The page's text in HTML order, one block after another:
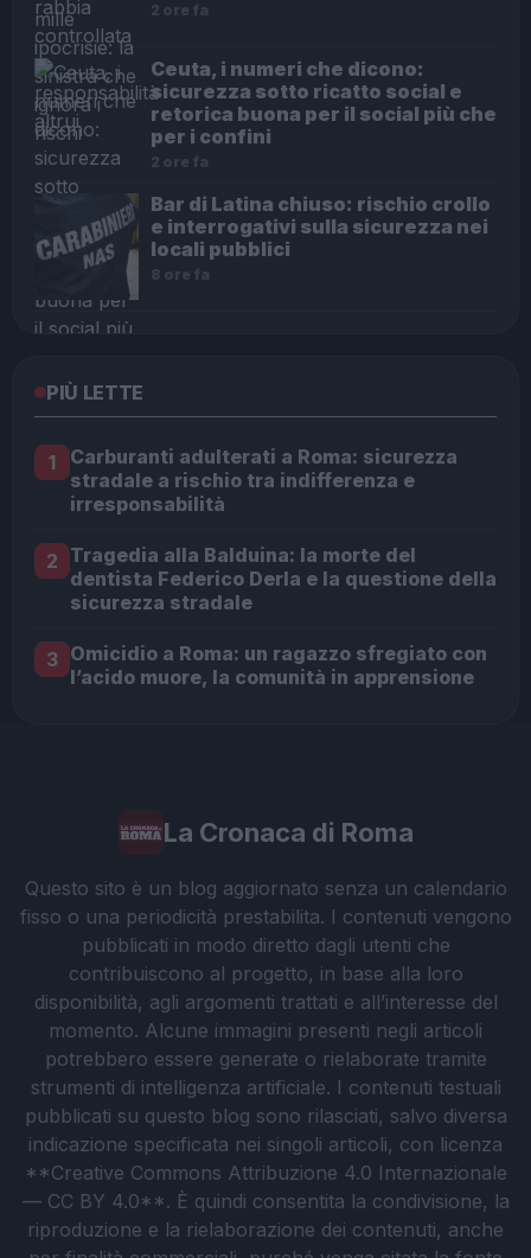
2 ore fa
Ceuta, i numeri che dicono:
sicurezza sotto ricatto social e
retorica buona per il social più che
per i confini
2 ore fa
Bar di Latina chiuso: rischio crollo
e interrogativi sulla sicurezza nei
locali pubblici
8 ore fa
PIÙ LETTE
1
Carburanti adulterati a Roma: sicurezza
stradale a rischio tra indifferenza e
irresponsabilità
2 Tragedia alla Balduina: la morte del
dentista Federico Derla e la questione della
sicurezza stradale
3 Omicidio a Roma: un ragazzo sfregiato con
l’acido muore, la comunità in apprensione
La Cronaca di Roma
Questo sito è un blog aggiornato senza un calendario
fisso o una periodicità prestabilita. I contenuti vengono
pubblicati in modo diretto dagli utenti che
contribuiscono al progetto, in base alla loro
disponibilità, agli argomenti trattati e all’interesse del
momento. Alcune immagini presenti negli articoli
potrebbero essere generate o rielaborate tramite
strumenti di intelligenza artificiale. I contenuti testuali
pubblicati su questo blog sono rilasciati, salvo diversa
indicazione specificata nei singoli articoli, con licenza
**Creative Commons Attribuzione 4.0 Internazionale
— CC BY 4.0**. È quindi consentita la condivisione, la
riproduzione e la rielaborazione dei contenuti, anche